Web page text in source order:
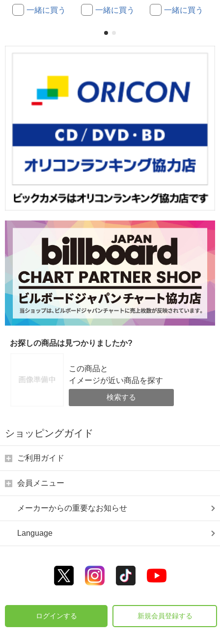
一緒に買う 一緒に買う 一緒に買う
お探しの商品は見つかりましたか?
この商品と
イメージが近い商品を探す
検索する
ショッピングガイド
ご利用ガイド
会員メニュー
メーカーからの重要なお知らせ
Language
ログインする 新規会員登録する